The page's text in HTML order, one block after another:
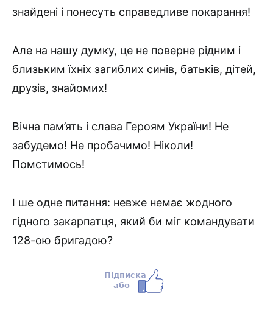
знайдені і понесуть справедливе покарання!
Але на нашу думку, це не поверне рідним і
близьким їхніх загиблих синів, батьків, дітей,
друзів, знайомих!
Вічна пам’ять і слава Героям України! Не
забудемо! Не пробачимо! Ніколи!
Помстимось!
І ше одне питання: невже немає жодного
гідного закарпатця, який би міг командувати
128-ою бригадою?